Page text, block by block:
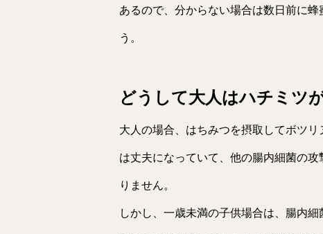
あるので、分からない場合は数日前に
う。
どうして大人はハチミツ
大人の場合、はちみつを摂取してボツ
は丈夫になっていて、他の腸内細菌の
りません。
しかし、一歳未満の子供場合は、腸内